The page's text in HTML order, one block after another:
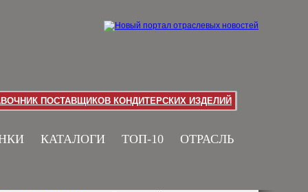
ПОСТАВЩИКОВ КОНДИТЕРСКИХ ИЗДЕЛИЙ
КАТАЛОГИ ТОП-10 ОТРАСЛЬ